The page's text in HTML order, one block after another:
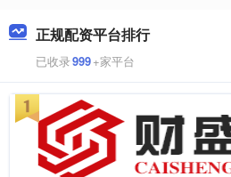
正规配资平台排行
已收录999+家平台